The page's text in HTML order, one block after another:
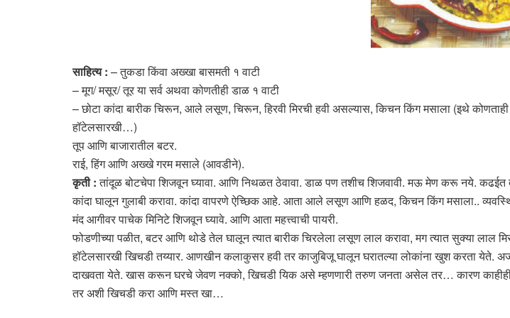
साहित्य : – तुकडा किंवा अख्खा बासमती १ वाटी
– मूग/ मसूर/ तूर या सर्व अथवा कोणतीही डाळ १ वाटी
– छोटा कांदा बारीक चिरून, आले लसूण, चिरून, हिरवी मिरची हवी असल्यास, किचन किंग मसाला (इथे
हॉटेलसारखी…)
तूप आणि बाजारातील बटर.
राई, हिंग आणि अख्खे गरम मसाले (आवडीने).
कृती :तांदूळ बोटचेपा शिजवून घ्यावा. आणि निथळत ठेवावा. डाळ पण तशीच शिजवावी. मऊ मेण करू नये. कढईत
कांदा घालून गुलाबी करावा. कांदा वापरणे ऐच्छिक आहे. आता आले लसूण आणि हळद, किचन किंग मसाला..
मंद आगीवर पाचेक मिनिटे शिजवून घ्यावे. आणि आता महत्त्वाची पायरी.
फोडणीच्या पळीत, बटर आणि थोडे तेल घालून त्यात बारीक चिरलेला लसूण लाल करावा, मग त्यात सुक्या लाल
हॉटेलसारखी खिचडी तय्यार. आणखीन कलाकुसर हवी तर काजुबिजू घालून घरातल्या लोकांना खुश करता येते.
दाखवता येते. खास करून घरचे जेवण नक्को, खिचडी यिक असे म्हणणारी तरुण जनता असेल तर… कारण काहीही
तर अशी खिचडी करा आणि मस्त खा…